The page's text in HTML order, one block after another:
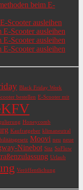
beim E-
Scooter ausleihen
E-Scooter ausleihen
E-Scooter ausleihen
E-Scooter ausleihen
Black Friday Week
bestellen E-Scooter mit
Honeycomb
Kaufratgeber klimaneutral
Moovi neu neue
Ninebot Sitz SoFlow
Urlaub
Veröffentlichung